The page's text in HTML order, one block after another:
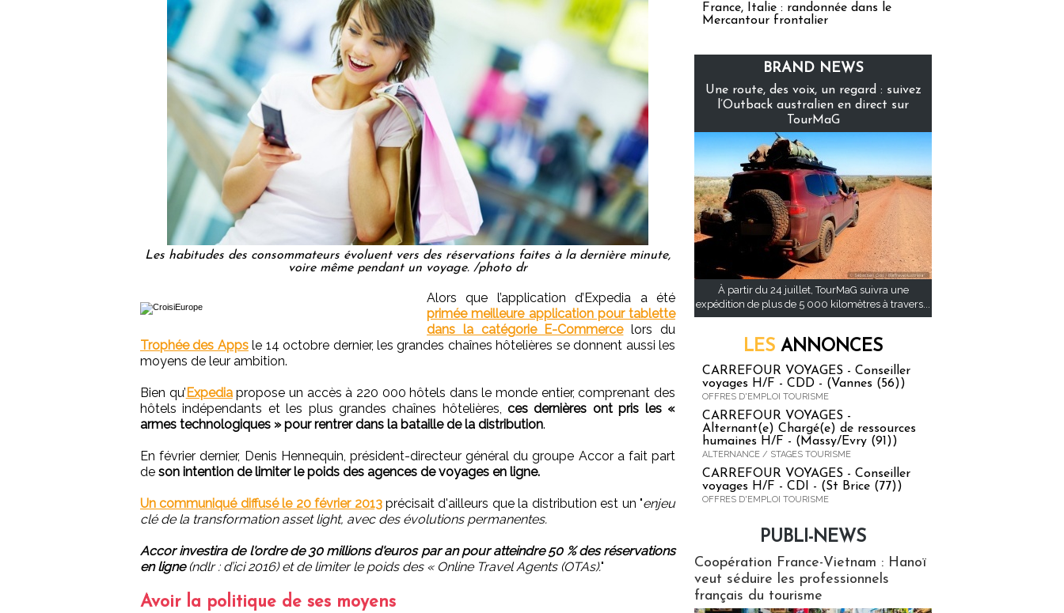
Les habitudes des consommateurs évoluent vers des réservations faites à la dernière minute,
voire même pendant un voyage. /photo dr
Alors que l’application d’Expedia a été
primée meilleure application pour tablette
dans la catégorie E-Commercelors du
Trophée des Appsle 14 octobre dernier, les grandes chaînes hôtelières se donnent aussi les
moyens de leur ambition.
Bien qu’Expediapropose un accès à 220 000 hôtels dans le monde entier, comprenant des
hôtels indépendants et les plus grandes chaînes hôtelières,ces dernières ont pris les «
armes technologiques » pour rentrer dans la bataille de la distribution.
En février dernier, Denis Hennequin, président-directeur général du groupe Accor a fait part
de son intention de limiter le poids des agences de voyages en ligne.
Un communiqué diffusé le 20 février 2013précisait d'ailleurs que la distribution est un "enjeu
clé de la transformation asset light, avec des évolutions permanentes.
Accor investira de l'ordre de 30 millions d'euros par an pour atteindre 50 % des réservations
en ligne(ndlr : d’ici 2016) et de limiter le poids des « Online Travel Agents (OTAs)."
Avoir la politique de ses moyens
France, Italie : randonnée dans le
Mercantour frontalier
BRAND NEWS
Une route, des voix, un regard : suivez
l’Outback australien en direct sur
TourMaG
À partir du 24 juillet, TourMaG suivra une
expédition de plus de 5 000 kilomètres à travers...
LES ANNONCES
CARREFOUR VOYAGES - Conseiller
voyages H/F - CDD - (Vannes (56))
OFFRES D'EMPLOI TOURISME
CARREFOUR VOYAGES -
Alternant(e) Chargé(e) de ressources
humaines H/F - (Massy/Evry (91))
ALTERNANCE / STAGES TOURISME
CARREFOUR VOYAGES - Conseiller
voyages H/F - CDI - (St Brice (77))
OFFRES D'EMPLOI TOURISME
PUBLI-NEWS
Coopération France-Vietnam : Hanoï
veut séduire les professionnels
français du tourisme